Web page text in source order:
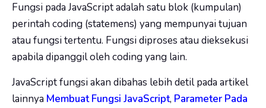
Fungsi pada JavaScript adalah satu blok (kumpulan)
perintah coding (statemens) yang mempunyai tujuan
atau fungsi tertentu. Fungsi diproses atau dieksekusi
apabila dipanggil oleh coding yang lain.
JavaScript fungsi akan dibahas lebih detil pada artikel
lainnya Membuat Fungsi JavaScript, Parameter Pada